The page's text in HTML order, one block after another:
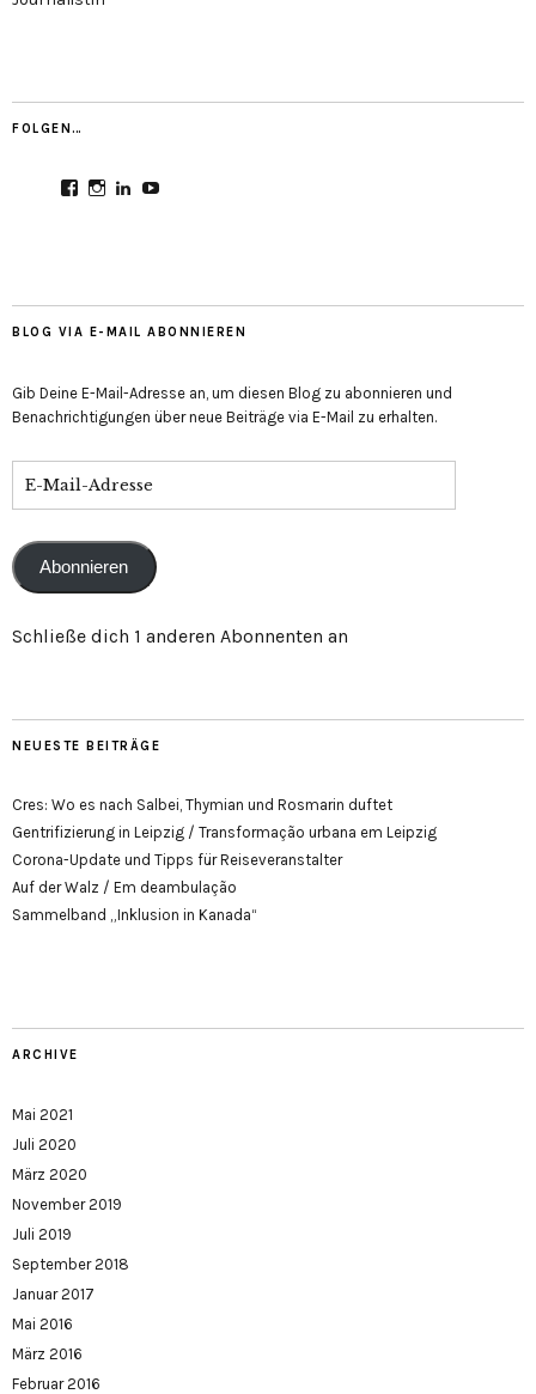
FOLGEN…
ProfilProfilProfil
LinkedIn
Profil
BLOG VIA E-MAIL ABONNIEREN
Gib Deine E-Mail-Adresse an, um diesen Blog zu abonnieren und
Benachrichtigungen über neue Beiträge via E-Mail zu erhalten.
Mail-
Abonnieren
Schließe dich 1 anderen Abonnenten an
NEUESTE BEITRÄGE
Cres: Wo es nach Salbei, Thymian und Rosmarin duftet
Gentrifizierung in Leipzig / Transformação urbana em Leipzig
Corona-Update und Tipps für Reiseveranstalter
Auf der Walz / Em deambulação
Sammelband „Inklusion in Kanada“
ARCHIVE
Mai 2021
Juli 2020
März 2020
November 2019
Juli 2019
September 2018
Januar 2017
Mai 2016
März 2016
Februar 2016